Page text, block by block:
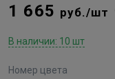
1 665 руб./шт
В наличии: 10 шт
Номер цвета